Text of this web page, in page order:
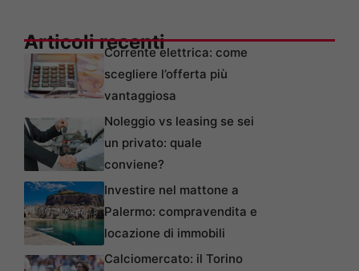
Articoli recentiCorrente elettrica: come
scegliere l’offerta più
vantaggiosa
Noleggio vs leasing se sei
un privato: quale
conviene?
Investire nel mattone a
Palermo: compravendita e
locazione di immobili
Calciomercato: il Torino